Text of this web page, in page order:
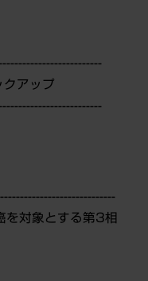
クアップ
対象とする第3相